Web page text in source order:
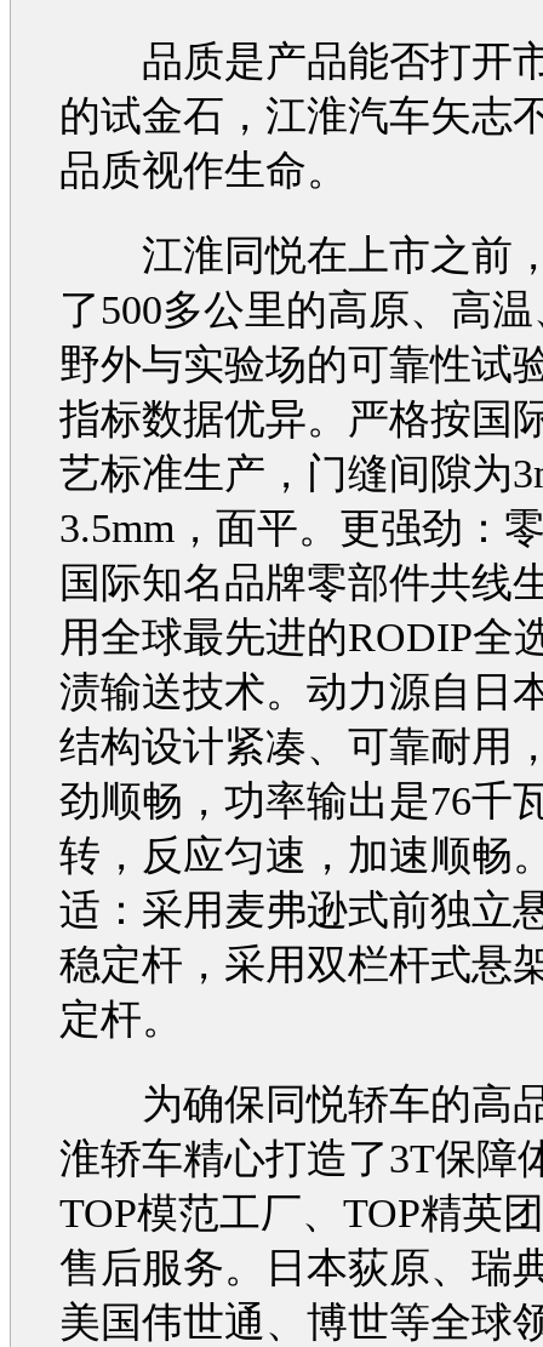
品质是产品能否打开
的试金石，江淮汽车矢志
品质视作生命。
江淮同悦在上市之前
了500多公里的高原、高
野外与实验场的可靠性试
指标数据优异。严格按国
艺标准生产，门缝间隙为
3.5mm，面平。更强劲：
国际知名品牌零部件共线
用全球最先进的RODIP全
渍输送技术。动力源自日
结构设计紧凑、可靠耐用
劲顺畅，功率输出是76千
转，反应匀速，加速顺畅
适：采用麦弗逊式前独立
稳定杆，采用双栏杆式悬
定杆。
为确保同悦轿车的高
淮轿车精心打造了3T保障
TOP模范工厂、TOP精英
售后服务。日本荻原、瑞
美国伟世通、博世等全球